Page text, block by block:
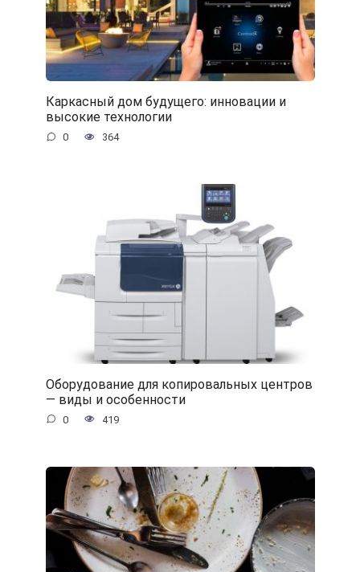
Каркасный дом будущего: инновации и
высокие технологии
0 364
Оборудование для копировальных центров
— виды и особенности
0 419